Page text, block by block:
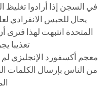
في السجن إذا أرادوا تغليظ
يحال للحبس الانفرادي
المتحدة انتبهت لهذا فترى
تعذيبا
معجم أكسفورد الإنجليزي لم
من الناس بإرسال الكلمات